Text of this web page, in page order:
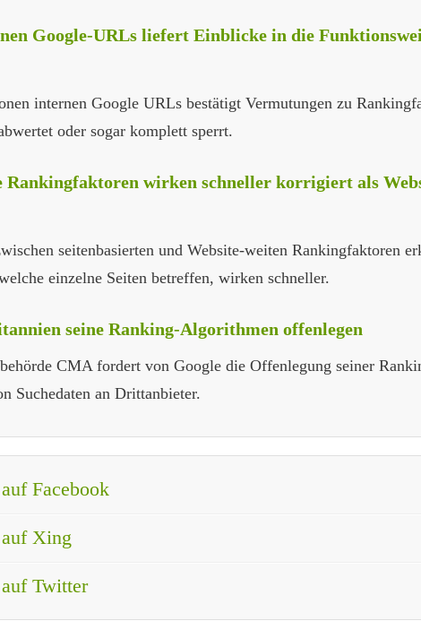
Google-URLs liefert Einblicke in die
internen Google URLs bestätigt Vermutungen zu
oder sogar komplett sperrt.
Rankingfaktoren wirken schneller korrigiert als
seitenbasierten und Website-weiten Rankingfaktoren
einzelne Seiten betreffen, wirken schneller.
seine Ranking-Algorithmen offenlegen
CMA fordert von Google die Offenlegung seiner
Suchedaten an Drittanbieter.
Facebook
Xing
Twitter